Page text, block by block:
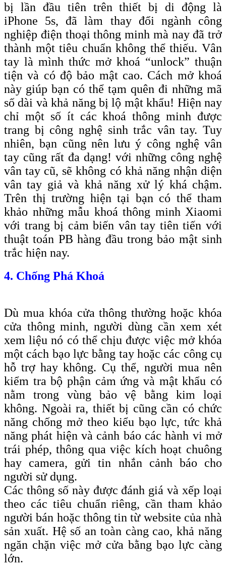
bị lần đầu tiên trên thiết bị di động là
iPhone 5s, đã làm thay đổi ngành công
nghiệp điện thoại thông minh mà nay đã trở
thành một tiêu chuẩn không thể thiếu. Vân
tay là mình thức mở khoá “unlock” thuận
tiện và có độ bảo mật cao. Cách mở khoá
này giúp bạn có thể tạm quên đi những mã
số dài và khả năng bị lộ mật khẩu! Hiện nay
chỉ một số ít các khoá thông minh được
trang bị công nghệ sinh trắc vân tay. Tuy
nhiên, bạn cũng nên lưu ý công nghệ vân
tay cũng rất đa dạng! với những công nghệ
vân tay cũ, sẽ không có khả năng nhận diện
vân tay giả và khả năng xử lý khá chậm.
Trên thị trường hiện tại bạn có thể tham
khảo những mẫu khoá thông minh Xiaomi
với trang bị cảm biến vân tay tiên tiến với
thuật toán PB hàng đầu trong bảo mật sinh
trắc hiện nay.
4. Chống Phá Khoá
Dù mua khóa cửa thông thường hoặc khóa
cửa thông minh, người dùng cần xem xét
xem liệu nó có thể chịu được việc mở khóa
một cách bạo lực bằng tay hoặc các công cụ
hỗ trợ hay không. Cụ thể, người mua nên
kiểm tra bộ phận cảm ứng và mật khẩu có
nằm trong vùng bảo vệ bằng kim loại
không. Ngoài ra, thiết bị cũng cần có chức
năng chống mở theo kiểu bạo lực, tức khả
năng phát hiện và cảnh báo các hành vi mở
trái phép, thông qua việc kích hoạt chuông
hay camera, gửi tin nhắn cảnh báo cho
người sử dụng.
Các thông số này được đánh giá và xếp loại
theo các tiêu chuẩn riêng, cần tham khảo
người bán hoặc thông tin từ website của nhà
sản xuất. Hệ số an toàn càng cao, khả năng
ngăn chặn việc mở cửa bằng bạo lực càng
lớn.